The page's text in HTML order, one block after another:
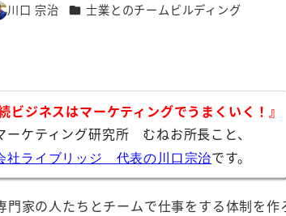
川口 宗治 カテゴリー
士業とのチームビルディング
ビジネスはマーケティングでうまくいく！』
ーケティング研究所 むねお所長こと、
社ライブリッジ 代表の川口宗治です。
門家の人たちとチームで仕事をする体制を作